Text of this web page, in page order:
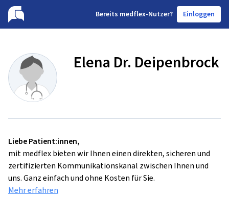
Bereits medflex-Nutzer? Einloggen
Elena Dr. Deipenbrock
Liebe Patient:innen,
mit medflex bieten wir Ihnen einen direkten, sicheren und
zertifizierten Kommunikationskanal zwischen Ihnen und
uns. Ganz einfach und ohne Kosten für Sie.
Mehr erfahren